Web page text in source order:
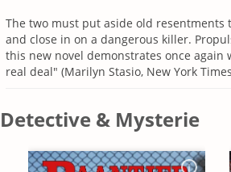
The two must put aside old resentments
and close in on a dangerous killer.
this new novel demonstrates once again
real deal" (Marilyn Stasio, New York
Detective & Mysterie